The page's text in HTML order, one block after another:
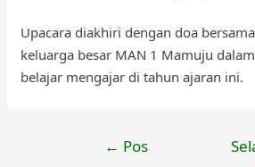
Upacara diakhiri dengan doa
keluarga besar MAN 1 Mamuju
belajar mengajar di tahun ajaran ini.
← Pos